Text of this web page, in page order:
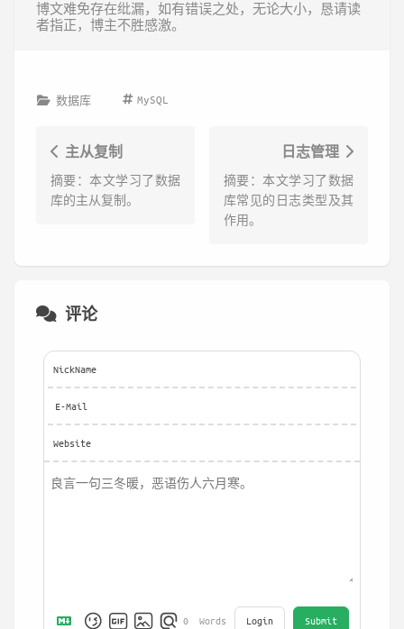
博文难免存在纰漏，如有错误之处，无论大小，恳请读
者指正，博主不胜感激。
数据库 MySQL
主从复制
摘要：本文学习了数据
库的主从复制。
日志管理
摘要：本文学习了数据
库常见的日志类型及其
作用。
评论
NickName
E-Mail
Website
0 Words Login Submit